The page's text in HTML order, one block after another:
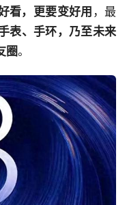
看，更要变好用 ，最
表、手环，乃至未来
圈。